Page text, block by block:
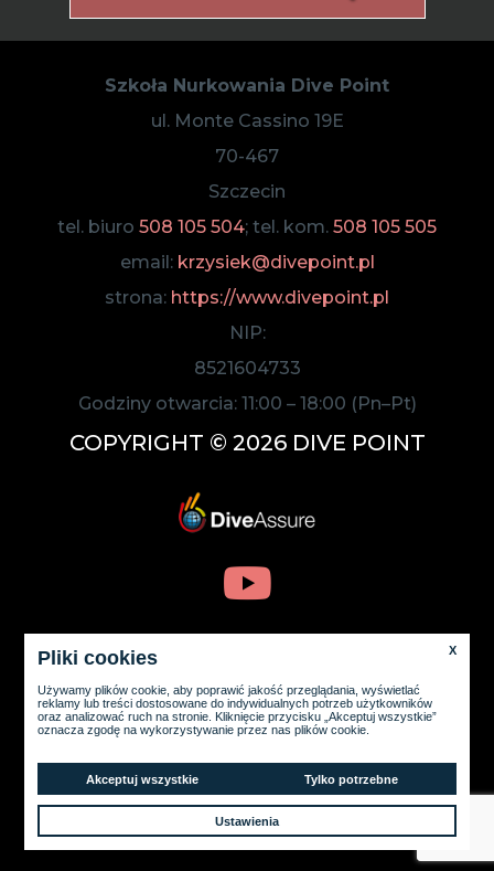
Szkoła Nurkowania Dive Point
ul. Monte Cassino 19E
70-467
Szczecin
tel. biuro 508 105 504; tel. kom. 508 105 505
email: krzysiek@divepoint.pl
strona: https://www.divepoint.pl
NIP:
8521604733
Godziny otwarcia: 11:00 – 18:00 (Pn–Pt)
COPYRIGHT © 2026 DIVE POINT
LOGICNET.PL -STRONY INTERNETOWE SZCZECIN
X
Pliki cookies
Używamy plików cookie, aby poprawić jakość przeglądania, wyświetlać
reklamy lub treści dostosowane do indywidualnych potrzeb użytkowników
oraz analizować ruch na stronie. Kliknięcie przycisku „Akceptuj wszystkie”
oznacza zgodę na wykorzystywanie przez nas plików cookie.
Akceptuj wszystkie Tylko potrzebne
Ustawienia